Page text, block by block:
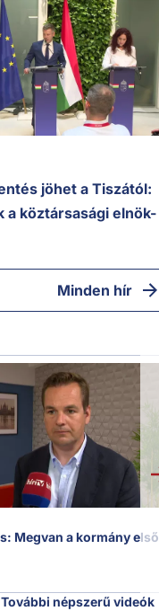
jöhet a Tiszától:
a köztársasági elnök-
Minden hír
Megvan a kormány első
További népszerű videók